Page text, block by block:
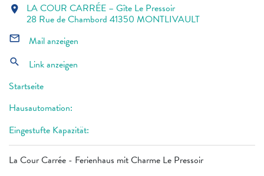
La Cour Carrée - Ferienhaus mit Charme Le Pressoir
location_on LA COUR CARRÉE – Gîte Le Pressoir
28 Rue de Chambord 41350 MONTLIVAULT
mail_outline Mail anzeigen
search
Link anzeigen
Startseite
Hausautomation:
Eingestufte Kapazität: